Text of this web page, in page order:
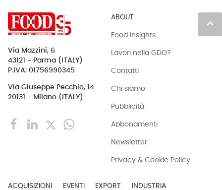
keyboard_arrow_up
Via Mazzini, 6
43121 - Parma (ITALY)
P.IVA: 01756990345
Via Giuseppe Pecchio, 14
20131 - Milano (ITALY)
ABOUT
Food Insights
Lavori nella GDO?
Contatti
Chi siamo
Pubblicità
Abbonamenti
Newsletter
Privacy & Cookie Policy
ACQUISIZIONI EVENTI EXPORT INDUSTRIA